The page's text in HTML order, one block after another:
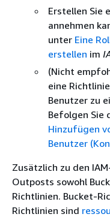
Erstellen Sie
annehmen
unter Eine
erstellen im
(Nicht
eine
Benutzer zu
Befolgen Sie
Hinzufügen
Benutzer
Zusätzlich zu den
Outposts sowohl
Richtlinien. Bucket-
Richtlinien sind